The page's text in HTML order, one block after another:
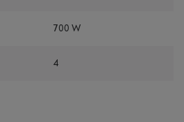
700 W
4